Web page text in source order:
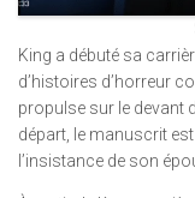
King a débuté sa
d’histoires d’horreur
propulse sur le devant
départ, le manuscrit
l’insistance de son